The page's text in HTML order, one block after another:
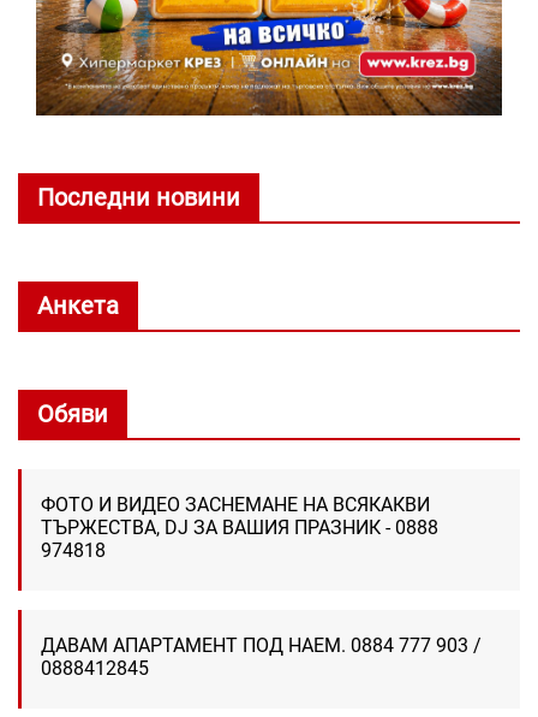
Последни новини
Анкета
Обяви
ФОТО И ВИДЕО ЗАСНЕМАНЕ НА ВСЯКАКВИ
ТЪРЖЕСТВА, DJ ЗА ВАШИЯ ПРАЗНИК - 0888
974818
ДАВАМ АПАРТАМЕНТ ПОД НАЕМ. 0884 777 903 /
0888412845